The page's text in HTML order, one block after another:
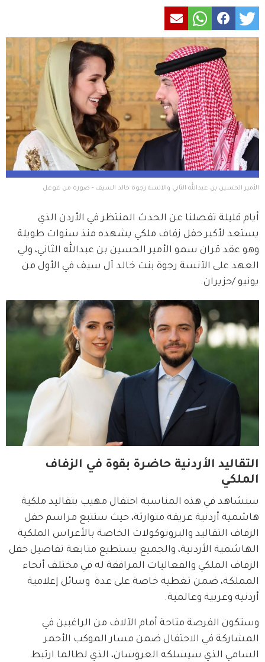
الأمير الحسين بن عبدالله الثاني والآنسة رجوة خالد السيف - صورة من غوغل
أيام قليلة تفصلنا عن الحدث المنتظر في الأردن الذي
يستعد لأكبر حفل زفاف ملكي يشهده منذ سنوات طويلة
وهو عقد قران سمو الأمير الحسين بن عبدالله الثاني، ولي
العهد على الآنسة رجوة بنت خالد آل سيف في الأول من
يونيو /حزيران.
التقاليد الأردنية حاضرة بقوة في الزفاف
الملكي
سنشاهد في هذه المناسبة احتفال مهيب بتقاليد ملكية
هاشمية أردنية عريقة متوارثة، حيث ستتبع مراسم حفل
الزفاف التقاليد والبروتوكولات الخاصة بالأعراس الملكية
الهاشمية الأردنية، والجميع يستطيع متابعة تفاصيل حفل
الزفاف الملكي والفعاليات المرافقة له في مختلف أنحاء
المملكة، ضمن تغطية خاصة على عدة  وسائل إعلامية
أردنية وعربية وعالمية.
وستكون الفرصة متاحة أمام الآلاف من الراغبين في
المشاركة في الاحتفال ضمن مسار الموكب الأحمر
السامي الذي سيسلكه العروسان، الذي لطالما ارتبط